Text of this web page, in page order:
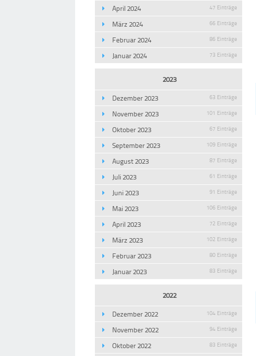
April 2024 47 Einträge
März 2024 66 Einträge
Februar 2024 86 Einträge
Januar 2024 73 Einträge
2023
Dezember 2023
63 Einträge
November 2023 101 Einträge
Oktober 2023 67 Einträge
September 2023 109 Einträge
August 2023 87 Einträge
Juli 2023 61 Einträge
Juni 2023 91 Einträge
Mai 2023 106 Einträge
April 2023 72 Einträge
März 2023 102 Einträge
Februar 2023 80 Einträge
Januar 2023 83 Einträge
2022
Dezember 2022
104 Einträge
November 2022 94 Einträge
Oktober 2022 83 Einträge